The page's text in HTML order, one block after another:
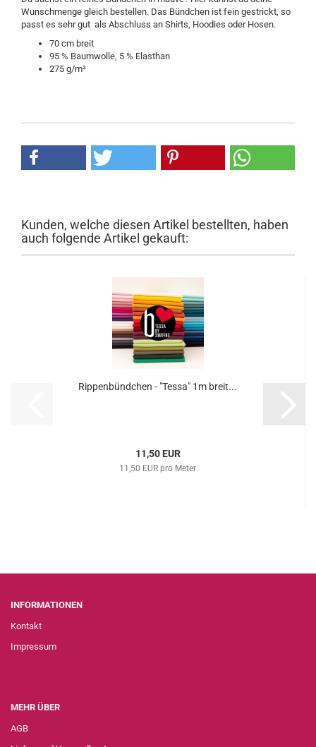
Wunschmenge gleich bestellen. Das Bündchen ist fein gestrickt, so
passt es sehr gut als Abschluss an Shirts, Hoodies oder Hosen.
70 cm breit
95 % Baumwolle, 5 % Elasthan
275 g/m²
Kunden, welche diesen Artikel bestellten, haben
auch folgende Artikel gekauft:
Rippenbündchen - "Tessa" 1m breit...
11,50 EUR
11,50 EUR pro Meter
INFORMATIONEN
Kontakt
Impressum
MEHR ÜBER
AGB